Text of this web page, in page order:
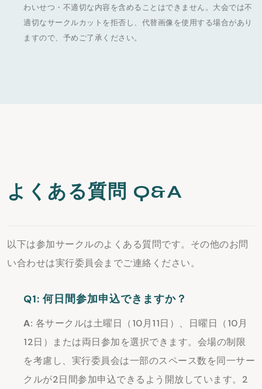
わいせつ・不適切な内容を含めることはできません。大会では不
適切なサークルカットを拒否し、代替画像を使用する場合があり
ますので、予めご了承ください。
よくある質問 Q&A
以下は参加サークルのよくある質問です。その他のお問
い合わせは実行委員会までご連絡ください。
Q1: 何日間参加申込できますか？
A: 各サークルは土曜日（10月11日）、日曜日（10月
12日）または両日参加を選択できます。会場の制限
を考慮し、実行委員会は一部のスペース数を同一サー
クルが2日間参加申込できるよう開放しています。2